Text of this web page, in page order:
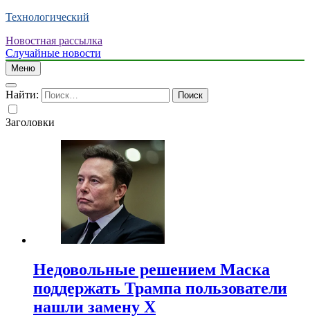
Технологический
Новостная рассылка
Случайные новости
Меню
Найти:
Заголовки
Недовольные решением Маска
поддержать Трампа пользователи
нашли замену X